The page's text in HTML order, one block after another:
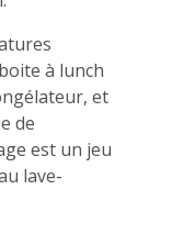
à lunch
et
de
est un jeu
lave-